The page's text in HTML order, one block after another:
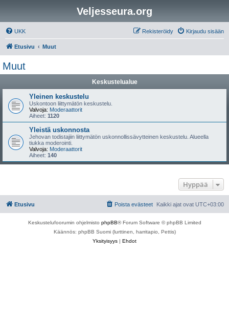
Veljesseura.org
UKK Kirjaudu sisään
Rekisteröidy
Etusivu Muut
Muut
Keskustelualue
Yleinen keskustelu
Uskontoon liittymätön keskustelu.
Valvoja: Moderaattorit
Aiheet: 1120
Yleistä uskonnosta
Jehovan todistajiin liittymätön uskonnollissävytteinen keskustelu. Alueella
tiukka moderointi.
Valvoja: Moderaattorit
Aiheet: 140
Hyppää
Etusivu Kaikki ajat ovat UTC+03:00
Poista evästeet
Keskustelufoorumin ohjelmisto phpBB® Forum Software © phpBB Limited
Käännös: phpBB Suomi (lurttinen, harritapio, Pettis)
Yksityisyys | Ehdot